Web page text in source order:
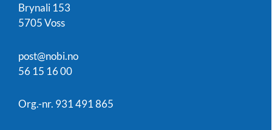
Brynali 153
5705 Voss
post@nobi.no
56 15 16 00
Org.-nr. 931 491 865